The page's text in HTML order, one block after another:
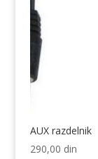
AUX razdelnik
290,00 din